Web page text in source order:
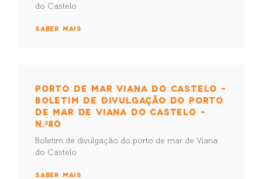
do Castelo
SABER MAIS
PORTO DE MAR VIANA DO CASTELO –
BOLETIM DE DIVULGAÇÃO DO PORTO
DE MAR DE VIANA DO CASTELO –
N.º80
Boletim de divulgação do porto de mar de Viana
do Castelo
SABER MAIS